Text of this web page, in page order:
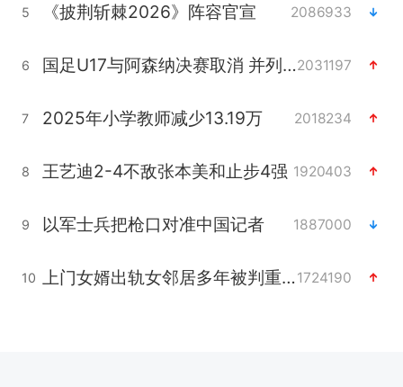
5 《披荆斩棘2026》阵容官宣 2086933
6 国足U17与阿森纳决赛取消 并列冠军2031197
7 2025年小学教师减少13.19万 2018234
8 王艺迪2-4不敌张本美和止步4强 1920403
9 以军士兵把枪口对准中国记者 1887000
10 上门女婿出轨女邻居多年被判重婚罪1724190